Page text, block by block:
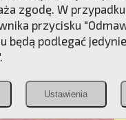
sumienia
PCh24.pl
FATIMY
zgodę. W
przycisku
będą podlegać
Ustawienia